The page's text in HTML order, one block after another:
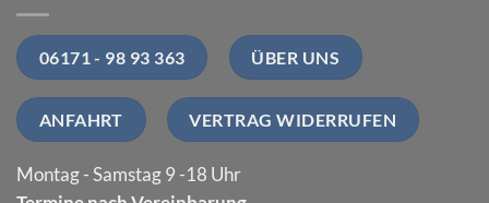
06171 - 98 93 363 ÜBER UNS
ANFAHRT VERTRAG WIDERRUFEN
Montag - Samstag 9 -18 Uhr